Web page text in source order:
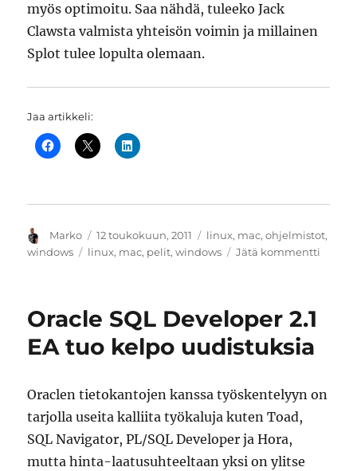
myös optimoitu. Saa nähdä, tuleeko Jack
Clawsta valmista yhteisön voimin ja millainen
Splot tulee lopulta olemaan.
Jaa artikkeli:
Kirjoittaja
Marko Julkaistu
12 toukokuun, 2011 Kategoriat
linux, mac,ohjelmistot,
windows
Avainsanat
linux, mac, pelit,windows Jätä kommentti
Oracle SQL Developer 2.1
EA tuo kelpo uudistuksia
Oraclen tietokantojen kanssa työskentelyyn on
tarjolla useita kalliita työkaluja kuten Toad,
SQL Navigator, PL/SQL Developer ja Hora,
mutta hinta-laatusuhteeltaan yksi on ylitse